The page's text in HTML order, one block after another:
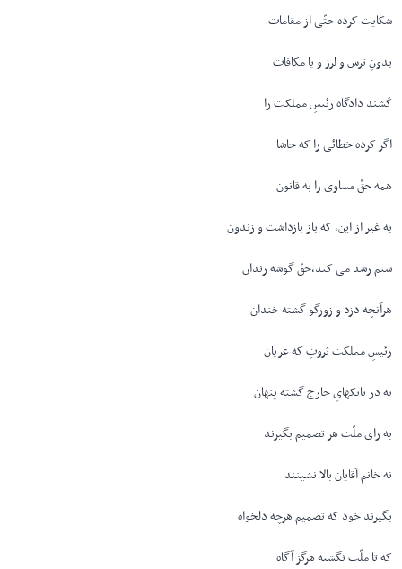
شکایت کرده حتّی از مقامات
بدونِ ترس و لرز و یا مکافات
کَشند دادگاه رئیسِ مملکت را
اگر کرده خطائی را که حاشا
همه حقِّ مساوی را به قانون
به غیر از این، که باز بازداشت و زندون
ستم رشد می کند،حقّ گوشه زندان
هرآنچه دزد و زورگو گشته خندان
رئیسِ مملکت ثروتِ که عریان
نه در بانکهایِ خارج گشته پنهان
به رای ملّت هر تصمیم بگیرند
نه خانم آقایان بالا نشینند
بگیرند خود که تصمیم هرچه دلخواه
که تا ملّت نگشته هرگز آگاه